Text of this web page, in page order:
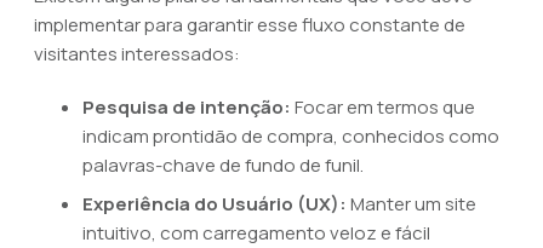
implementar para garantir esse fluxo constante de
visitantes interessados:
Pesquisa de intenção: Focar em termos que
indicam prontidão de compra, conhecidos como
palavras-chave de fundo de funil.
Experiência do Usuário (UX): Manter um site
intuitivo, com carregamento veloz e fácil